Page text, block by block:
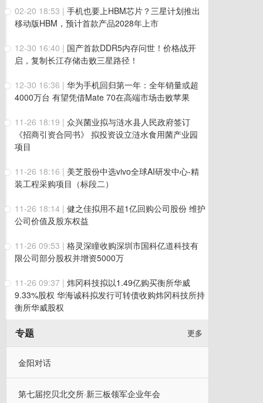
02-20 18:53 | 手机也要上HBM芯片？三星计划推出
移动版HBM，预计首款产品2028年上市
12-30 16:40 | 国产首款DDR5内存问世！价格战开
启，复制长江存储击败三星路径！
12-30 16:36 | 华为手机回归第一年：全年销量或超
4000万台 有望凭借Mate 70在高端市场击败苹果
11-26 18:19 | 众兴菌业拟与涟水县人民政府签订
《招商引资合同书》 拟投资设立涟水食用菌产业园
项目
11-26 18:16 | 美芝股份中选vivo全球AI研发中心-精
装工程采购项目（标段二）
11-26 18:14 | 健之佳拟用不超1亿回购公司股份 维护
公司价值及股东权益
11-26 09:53 | 格灵深瞳收购深圳市国科亿道科技有
限公司部分股权并增资5000万
11-26 09:37 | 炜冈科技拟以1.49亿购买衡所华威
9.33%股权 华海诚科拟发行可转债收购炜冈科技所持
衡所华威股权
专题 更多
金阳对话
第七届挖贝北交所·新三板领军企业年会